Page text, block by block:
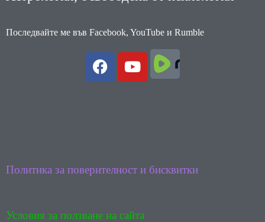
Последвайте ме във Facebook, YouTube и Rumble
F
a
c
Y
o
u
Политика за поверителност и бисквитки
Условия за ползване на сайта